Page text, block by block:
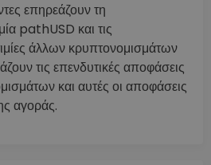
επηρεάζουν τη
pathUSD και τις
άλλων κρυπτονομισμάτων
τις επενδυτικές αποφάσεις
και αυτές οι αποφάσεις
αγοράς.